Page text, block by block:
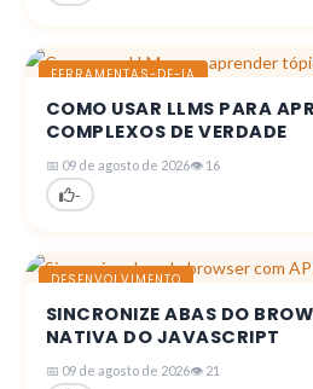
FERRAMENTAS-DE-IA
COMO USAR LLMS PARA
COMPLEXOS DE VERDADE
📅 09 de agosto de 2026👁 16
-
DESENVOLVIMENTO
SINCRONIZE ABAS DO
NATIVA DO JAVASCRIPT
📅 09 de agosto de 2026👁 21